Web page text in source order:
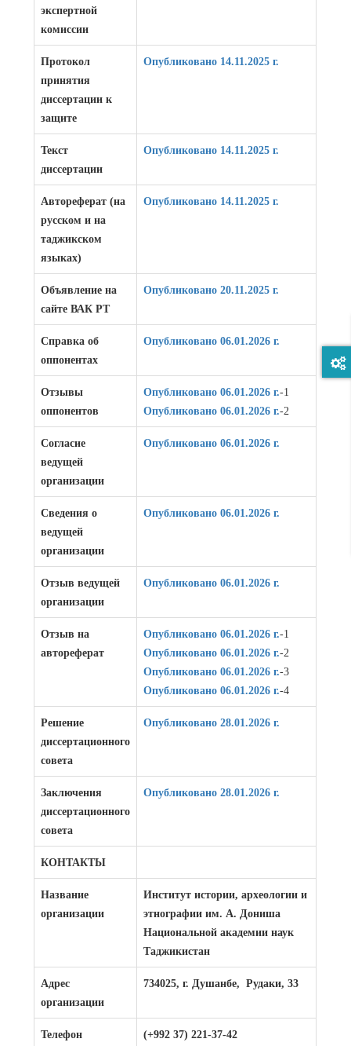
экспертной
комиссии
Протокол
принятия
диссертации к
защите
Опубликовано 14.11.2025 г.
Текст
диссертации
Опубликовано 14.11.2025 г.
Автореферат (на
русском и на
таджикском
языках)
Опубликовано 14.11.2025 г.
Объявление на
сайте ВАК РТ
Опубликовано 20.11.2025 г.
Справка об
оппонентах
Опубликовано 06.01.2026 г.
Отзывы
оппонентов
Опубликовано 06.01.2026 г.-1
Опубликовано 06.01.2026 г.-2
Согласие
ведущей
организации
Опубликовано 06.01.2026 г.
Сведения о
ведущей
организации
Опубликовано 06.01.2026 г.
Отзыв ведущей
организации
Опубликовано 06.01.2026 г.
Отзыв на
автореферат
Опубликовано 06.01.2026 г.-1
Опубликовано 06.01.2026 г.-2
Опубликовано 06.01.2026 г.-3
Опубликовано 06.01.2026 г.-4
Решение
диссертационного
совета
Опубликовано 28.01.2026 г.
Заключения
диссертационного
совета
Опубликовано 28.01.2026 г.
КОНТАКТЫ
Название
организации
Институт истории, археологии и
этнографии им. А. Дониша
Национальной академии наук
Таджикистан
Адрес
организации
734025, г. Душанбе, Рудаки, 33
Телефон (+992 37) 221-37-42